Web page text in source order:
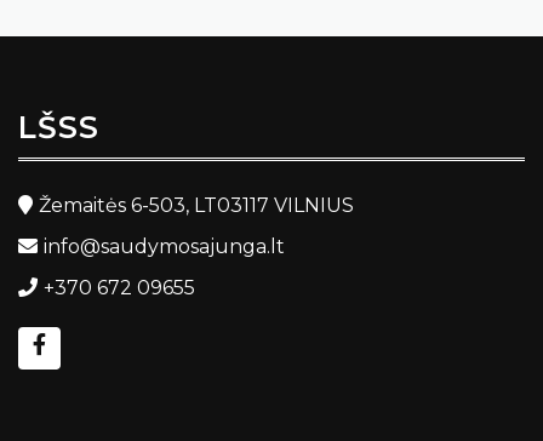
LŠSS
Žemaitės 6-503, LT03117 VILNIUS
info@saudymosajunga.lt
+370 672 09655